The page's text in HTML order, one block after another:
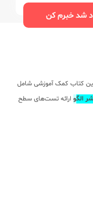
شد خبرم کن
کتاب کمک آموزشی شامل
الگو ارائه تست‌های سطح